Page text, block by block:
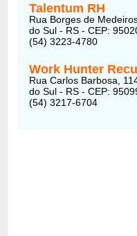
Talentum RH
Rua Borges de
do Sul - RS - CEP:
(54) 3223-4780
Work Hunter
Rua Carlos Barbosa,
do Sul - RS - CEP:
(54) 3217-6704